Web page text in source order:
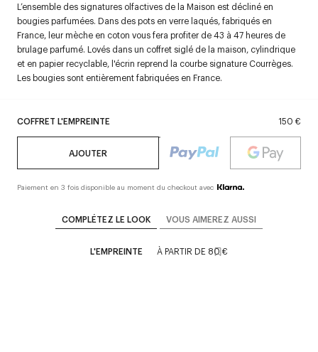
COFFRET L'EMPREINTE 150 €
AJOUTER
Paiement en 3 fois disponible au moment du checkout avec
L’ensemble des signatures olfactives de la Maison est décliné en
bougies parfumées. Dans des pots en verre laqués, fabriqués en
France, leur mèche en coton vous fera profiter de 43 à 47 heures de
brulage parfumé. Lovés dans un coffret siglé de la maison, cylindrique
et en papier recyclable, l'écrin reprend la courbe signature Courrèges.
Les bougies sont entièrement fabriquées en France.
COMPLÉTEZ LE LOOK VOUS AIMEREZ AUSSI
L'EMPREINTE À PARTIR DE 80 €